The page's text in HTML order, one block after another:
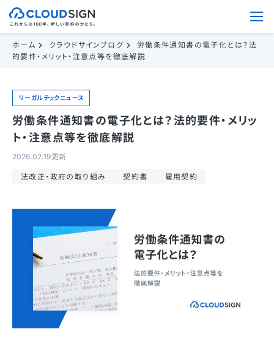
ホーム クラウドサインブログ
労働条件通知書の電子化とは？法
的要件・メリット・注意点等を徹底解説
リーガルテックニュース
労働条件通知書の電子化とは？法的要件・メリッ
ト・注意点等を徹底解説
2026.02.19更新
法改正・政府の取り組み 契約書 雇用契約